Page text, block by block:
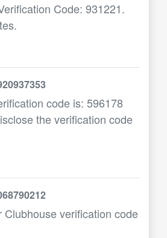
Code: 931221.
code is: 596178
the verification code
Clubhouse verification code